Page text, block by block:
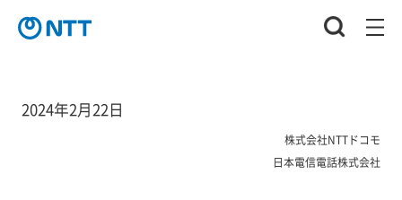
2024年2月22日
株式会社NTTドコモ
日本電信電話株式会社